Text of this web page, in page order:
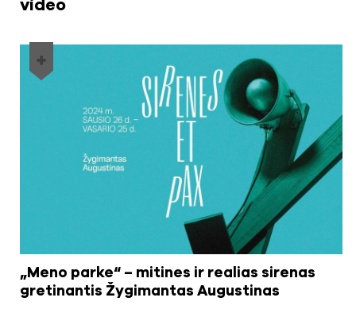
„Meno parke“ – mitines ir realias sirenas
gretinantis Žygimantas Augustinas
video